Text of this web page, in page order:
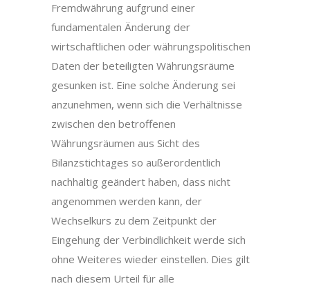
Fremdwährung aufgrund einer
fundamentalen Änderung der
wirtschaftlichen oder währungspolitischen
Daten der beteiligten Währungsräume
gesunken ist. Eine solche Änderung sei
anzunehmen, wenn sich die Verhältnisse
zwischen den betroffenen
Währungsräumen aus Sicht des
Bilanzstichtages so außerordentlich
nachhaltig geändert haben, dass nicht
angenommen werden kann, der
Wechselkurs zu dem Zeitpunkt der
Eingehung der Verbindlichkeit werde sich
ohne Weiteres wieder einstellen. Dies gilt
nach diesem Urteil für alle